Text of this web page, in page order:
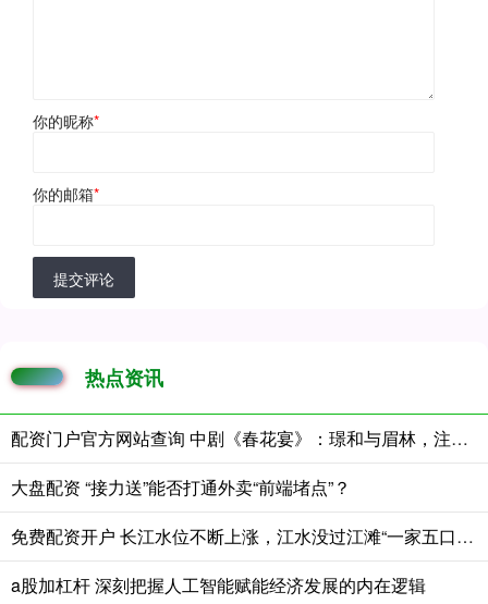
你的昵称*
你的邮箱*
提交评论
热点资讯
配资门户官方网站查询 中剧《春花宴》：璟和与眉林，注定不能在一起的一对
大盘配资 “接力送”能否打通外卖“前端堵点”？
免费配资开户 长江水位不断上涨，江水没过江滩“一家五口”脚踝
a股加杠杆 深刻把握人工智能赋能经济发展的内在逻辑